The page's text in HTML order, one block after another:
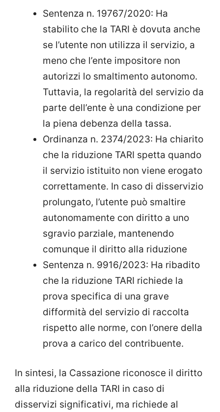
Sentenza n. 19767/2020: Ha
stabilito che la TARI è dovuta anche
se l’utente non utilizza il servizio, a
meno che l’ente impositore non
autorizzi lo smaltimento autonomo.
Tuttavia, la regolarità del servizio da
parte dell’ente è una condizione per
la piena debenza della tassa.
Ordinanza n. 2374/2023: Ha chiarito
che la riduzione TARI spetta quando
il servizio istituito non viene erogato
correttamente. In caso di disservizio
prolungato, l’utente può smaltire
autonomamente con diritto a uno
sgravio parziale, mantenendo
comunque il diritto alla riduzione
Sentenza n. 9916/2023: Ha ribadito
che la riduzione TARI richiede la
prova specifica di una grave
difformità del servizio di raccolta
rispetto alle norme, con l’onere della
prova a carico del contribuente.
In sintesi, la Cassazione riconosce il diritto
alla riduzione della TARI in caso di
disservizi significativi, ma richiede al